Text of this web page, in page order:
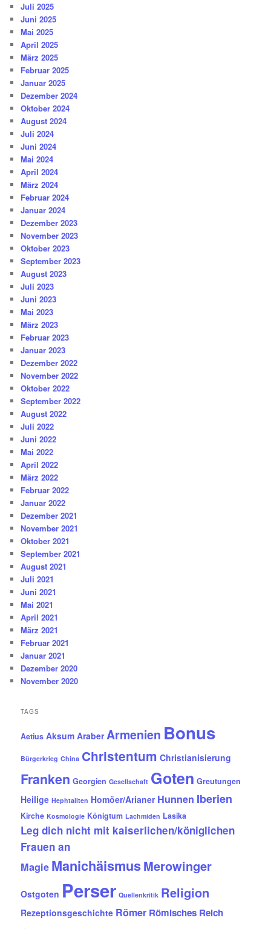
Juli 2025
Juni 2025
Mai 2025
April 2025
März 2025
Februar 2025
Januar 2025
Dezember 2024
Oktober 2024
August 2024
Juli 2024
Juni 2024
Mai 2024
April 2024
März 2024
Februar 2024
Januar 2024
Dezember 2023
November 2023
Oktober 2023
September 2023
August 2023
Juli 2023
Juni 2023
Mai 2023
März 2023
Februar 2023
Januar 2023
Dezember 2022
November 2022
Oktober 2022
September 2022
August 2022
Juli 2022
Juni 2022
Mai 2022
April 2022
März 2022
Februar 2022
Januar 2022
Dezember 2021
November 2021
Oktober 2021
September 2021
August 2021
Juli 2021
Juni 2021
Mai 2021
April 2021
März 2021
Februar 2021
Januar 2021
Dezember 2020
November 2020
TAGS
Aetius Aksum Araber Armenien Bonus
Bürgerkrieg China Christentum Christianisierung
Franken Georgien Gesellschaft Goten Greutungen
Heilige Hephtaliten Homöer/Arianer Hunnen Iberien
Kirche Kosmologie Königtum Lachmiden Lasika
Leg dich nicht mit kaiserlichen/königlichen
Frauen an
Magie ManichäismusMerowinger
Ostgoten Perser Quellenkritik Religion
Rezeptionsgeschichte Römer Römisches Reich